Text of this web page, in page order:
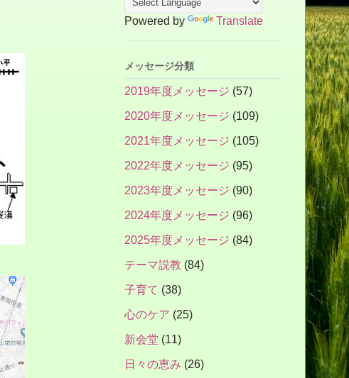
Powered by Translate
メッセージ分類
2019年度メッセージ (57)
2020年度メッセージ (109)
2021年度メッセージ (105)
2022年度メッセージ (95)
2023年度メッセージ (90)
2024年度メッセージ (96)
2025年度メッセージ (84)
テーマ説教 (84)
子育て (38)
心のケア (25)
新会堂 (11)
日々の恵み (26)